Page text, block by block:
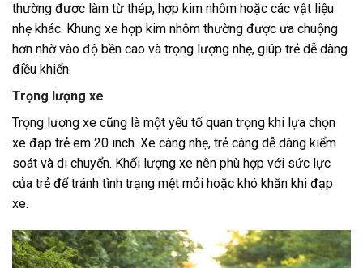
thường được làm từ thép, hợp kim nhôm hoặc các vật liệu
nhẹ khác. Khung xe hợp kim nhôm thường được ưa chuộng
hơn nhờ vào độ bền cao và trọng lượng nhẹ, giúp trẻ dễ dàng
điều khiển.
Trọng lượng xe
Trọng lượng xe cũng là một yếu tố quan trọng khi lựa chọn
xe đạp trẻ em 20 inch. Xe càng nhẹ, trẻ càng dễ dàng kiểm
soát và di chuyển. Khối lượng xe nên phù hợp với sức lực
của trẻ để tránh tình trạng mệt mỏi hoặc khó khăn khi đạp
xe.